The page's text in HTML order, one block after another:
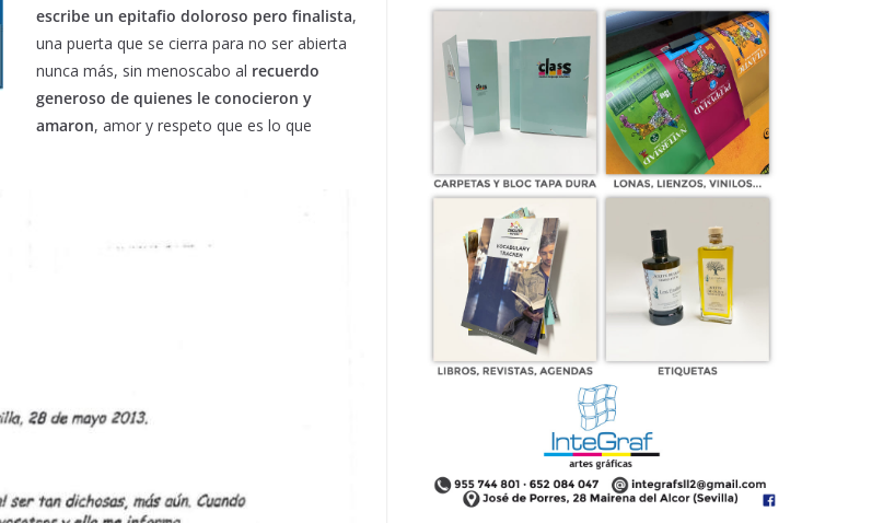
escribe un epitafio doloroso pero finalista,
una puerta que se cierra para no ser abierta
nunca más, sin menoscabo al recuerdo
generoso de quienes le conocieron y
amaron, amor y respeto que es lo que